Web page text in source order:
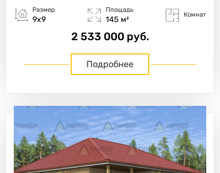
Размер
9х9
Площадь
145 м²
Комнат
2 533 000 руб.
Подробнее